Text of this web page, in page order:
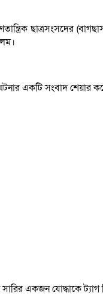
ছাত্রসংসদের
একটি সংবাদ শেয়ার
একজন যোদ্ধাকে